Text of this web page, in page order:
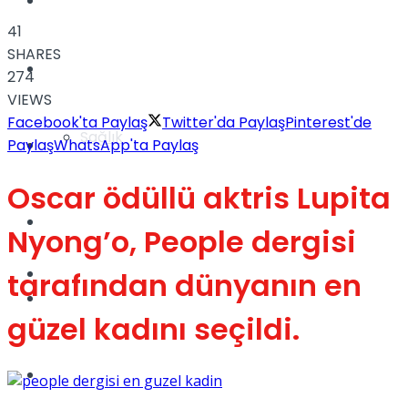
Sağlık
Müzik
Tatil
Spor
41
SHARES
274
VIEWS
Facebook'ta Paylaş
Twitter'da PaylaşPinterest'de
PaylaşWhatsApp'ta Paylaş
Oscar ödüllü aktris Lupita
Nyong’o, People dergisi
tarafından dünyanın en
güzel kadını seçildi.